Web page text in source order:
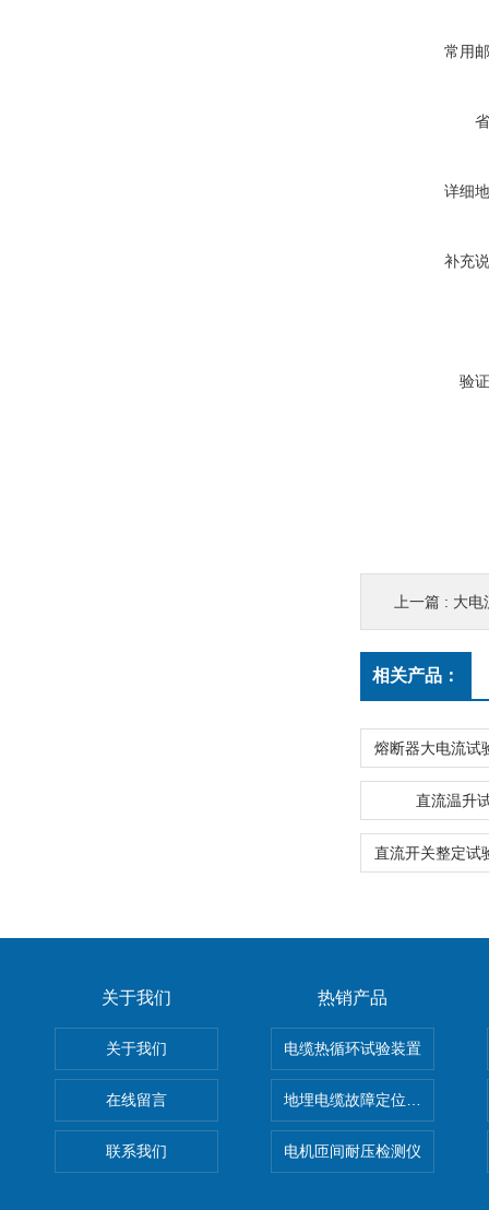
常用
详细
补充
验
上一篇 : 大电
相关产品：
直流温升
关于我们
关于我们
在线留言
联系我们
热销产品
电缆热循环试验装置
地埋电缆故障定位仪 地下电
电机匝间耐压检测仪